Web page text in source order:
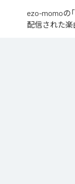
ezo-momoの
配信された楽